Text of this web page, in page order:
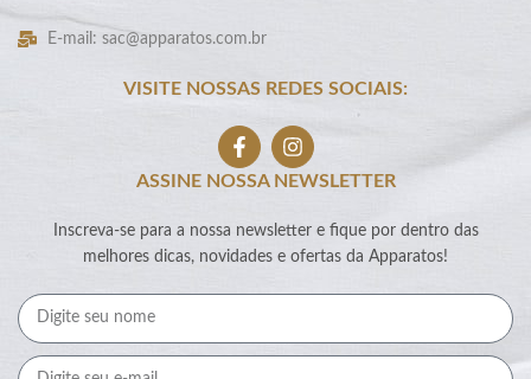
E-mail: sac@apparatos.com.br
VISITE NOSSAS REDES SOCIAIS:
ASSINE NOSSA NEWSLETTER
Inscreva-se para a nossa newsletter e fique por dentro das
melhores dicas, novidades e ofertas da Apparatos!